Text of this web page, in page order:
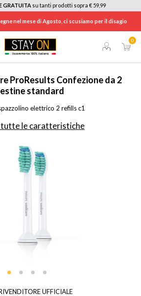
GRATUITA su tanti prodotti sopra € 59,99
nel mese di Agosto, ci scusiamo per il disagio
0
/ CURA DELLA PERSONA, SALUTE E BENESSERE
ProResults Confezione da 2
standard
elettrico 2 refills c1
tutte le caratteristiche
UFFICIALE